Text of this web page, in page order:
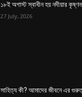
১৮ই অগাস্ট স্বাধীন হয় নদীয়ার
27 July, 2026
সাহিত্য কী? আমাদের জীবনে এর